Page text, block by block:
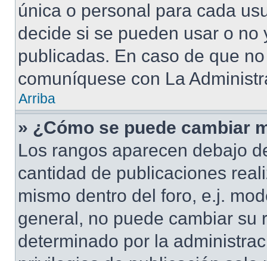
única o personal para cada
decide si se pueden usar o
publicadas. En caso de que
comuníquese con La
Arriba
» ¿Cómo se puede cambiar
Los rangos aparecen debajo
cantidad de publicaciones
mismo dentro del foro, e.j.
general, no puede cambiar su
determinado por la